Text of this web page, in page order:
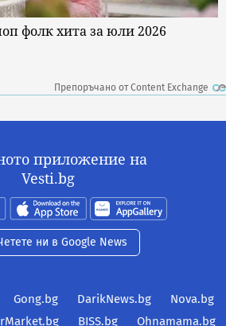
фолк хита за юли 2026
Препоръчано от Content Exchange
приложение на
Vesti.bg
ни в Google News
Gong.bg DarikNews.bg
Nova.bg
BISS.bg Ohnamama.bg